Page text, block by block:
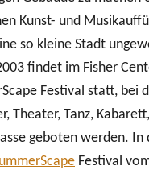
Kunst- und
so kleine Stadt
findet im Fisher
Festival statt, bei
Theater, Tanz,
geboten werden. In
Festival